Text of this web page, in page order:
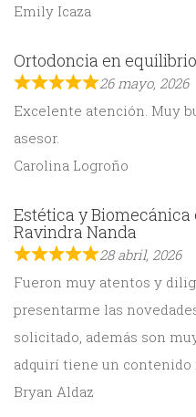
Emily Icaza
Ortodoncia en equilibrio
26 mayo, 2026
Excelente atención. Muy
asesor.
Carolina Logroño
Estética y Biomecánica
Ravindra Nanda
28 abril, 2026
Fueron muy atentos y
presentarme las
solicitado, además son
adquirí tiene un contenido
Bryan Aldaz